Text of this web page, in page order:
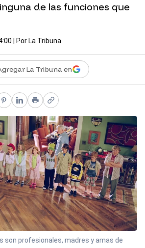
de las funciones que
| Por La Tribuna
La Tribuna en
Pinterest
LinkedIn
PrintCopy link
son profesionales, madres y amas de